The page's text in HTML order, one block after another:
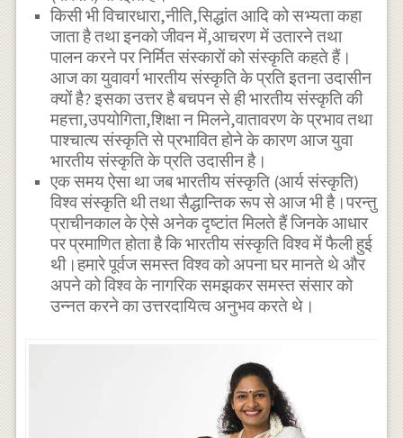
किसी भी विचारधारा,नीति,सिद्धांत आदि को सभ्यता कहा
जाता है तथा इनको जीवन में,आचरण में उतारने तथा
पालन करने पर निर्मित संस्कारों को संस्कृति कहते हैं।
आज का युवावर्ग भारतीय संस्कृति के प्रति इतना उदासीन
क्यों है? इसका उत्तर है बचपन से ही भारतीय संस्कृति की
महत्ता,उपयोगिता,शिक्षा न मिलने,वातावरण के प्रभाव तथा
पाश्चात्य संस्कृति से प्रभावित होने के कारण आज युवा
भारतीय संस्कृति के प्रति उदासीन है।
एक समय ऐसा था जब भारतीय संस्कृति (आर्य संस्कृति)
विश्व संस्कृति थी तथा सैद्धान्तिक रूप से आज भी है।परन्तु
प्राचीनकाल के ऐसे अनेक दृष्टांत मिलते हैं जिनके आधार
पर प्रमाणित होता है कि भारतीय संस्कृति विश्व में फैली हुई
थी।हमारे पूर्वज समस्त विश्व को अपना घर मानते थे और
अपने को विश्व के नागरिक समझकर समस्त संसार को
उन्नत करने का उत्तरदायित्व अनुभव करते थे।